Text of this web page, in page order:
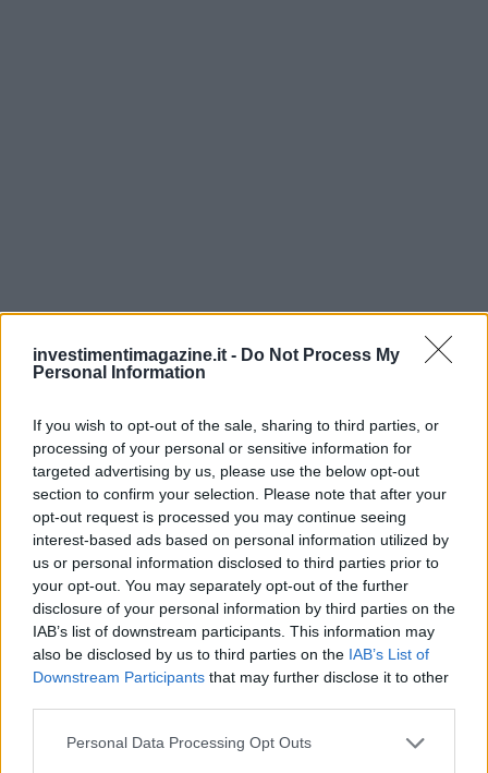
investimentimagazine.it - Do Not Process My
Personal Information
If you wish to opt-out of the sale, sharing to third parties, or
processing of your personal or sensitive information for
targeted advertising by us, please use the below opt-out
section to confirm your selection. Please note that after your
opt-out request is processed you may continue seeing
interest-based ads based on personal information utilized by
us or personal information disclosed to third parties prior to
your opt-out. You may separately opt-out of the further
disclosure of your personal information by third parties on the
IAB’s list of downstream participants. This information may
also be disclosed by us to third parties on the IAB’s List of
Downstream Participants that may further disclose it to other
Please note that this website/app uses one or more Google
Personal Data Processing Opt Outs
Continua a leggere
NEWS